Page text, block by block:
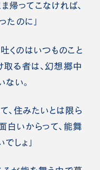
ま帰ってこなければ、
たのに」
のはいつものこと
取る者は、幻想郷中
ない。
、住みたいとは限ら
白いからって、能舞
しょ」